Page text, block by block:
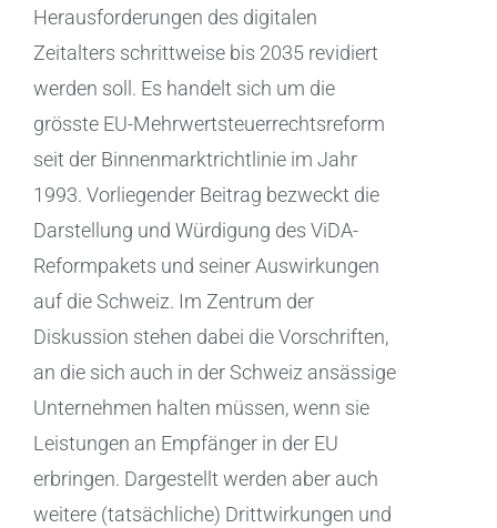
Herausforderungen des digitalen
Zeitalters schrittweise bis 2035 revidiert
werden soll. Es handelt sich um die
grösste EU-Mehrwertsteuerrechtsreform
seit der Binnenmarktrichtlinie im Jahr
1993. Vorliegender Beitrag bezweckt die
Darstellung und Würdigung des ViDA-
Reformpakets und seiner Auswirkungen
auf die Schweiz. Im Zentrum der
Diskussion stehen dabei die Vorschriften,
an die sich auch in der Schweiz ansässige
Unternehmen halten müssen, wenn sie
Leistungen an Empfänger in der EU
erbringen. Dargestellt werden aber auch
weitere (tatsächliche) Drittwirkungen und